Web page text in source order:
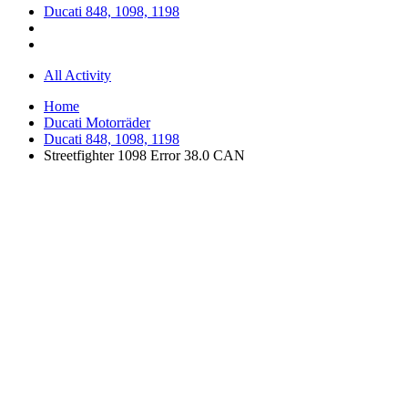
Ducati 848, 1098, 1198
All Activity
Home
Ducati Motorräder
Ducati 848, 1098, 1198
Streetfighter 1098 Error 38.0 CAN